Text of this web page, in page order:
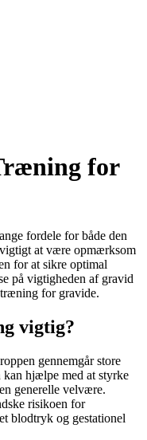
for
fordele for både den
at være opmærksom
for at sikre optimal
på vigtigheden af gravid
for gravide.
vigtig?
gennemgår store
hjælpe med at styrke
generelle velvære.
risikoen for
blodtryk og gestationel